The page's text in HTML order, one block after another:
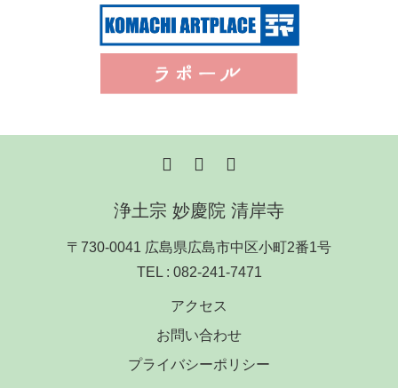
浄土宗 妙慶院 清岸寺
〒730-0041 広島県広島市中区小町2番1号
TEL : 082-241-7471
アクセス
お問い合わせ
プライバシーポリシー